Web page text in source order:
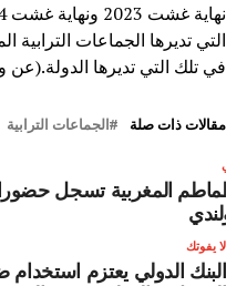
التي تديرها الجماعات الترابية
في تلك التي تديرها
مقالات ذات صلة الجماعات الترابية
المغربية تسجل
لا يفوتك
البنك الدولي يعتزم